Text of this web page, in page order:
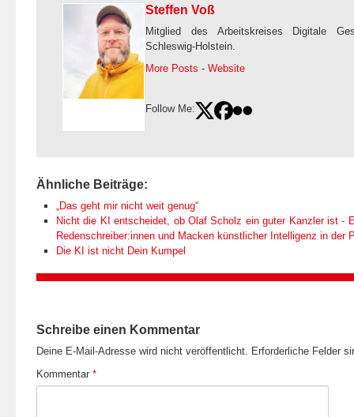
Steffen Voß
Mitglied des Arbeitskreises Digitale
Schleswig-Holstein.
More Posts -Website
Follow Me:
Ähnliche Beiträge:
„Das geht mir nicht weit genug“
Nicht die KI entscheidet, ob Olaf Scholz ein guter Kanzler ist -
Redenschreiber:innen und Macken künstlicher Intelligenz in der
Die KI ist nicht Dein Kumpel
Schreibe einen Kommentar
Deine E-Mail-Adresse wird nicht veröffentlicht. Erforderliche Felder
Kommentar *